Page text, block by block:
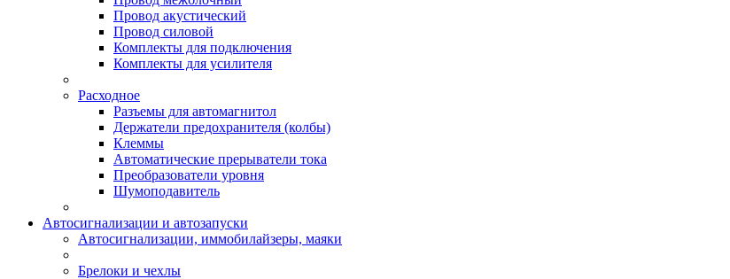
Провод акустический
Провод силовой
Комплекты для подключения
Комплекты для усилителя
Расходное
Разъемы для автомагнитол
Держатели предохранителя (колбы)
Клеммы
Автоматические прерыватели тока
Преобразователи уровня
Шумоподавитель
Автосигнализации и автозапуски
Автосигнализации, иммобилайзеры, маяки
Брелоки и чехлы